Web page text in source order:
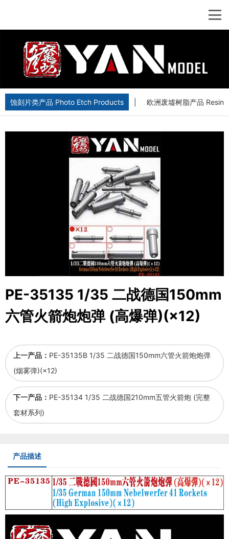
蚀刻片类产品 Photo Etch Products 欧洲废墟树脂产品 Resin
PE-35135 1/35 二战德国150mm
六管火箭炮炮弹 (高爆弹)(×12)
上一产品： PE-35135B 1/35 二战德国150mm六管火箭炮炮弹
(烟雾弹)(×12)
下一产品： PE-35134 1/35 二战德国210mm五管火箭炮 (完整
套材系列)
产品描述